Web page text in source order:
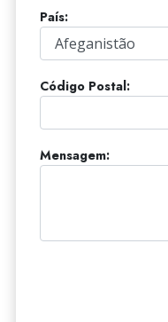
País:
Código Postal:
Mensagem: